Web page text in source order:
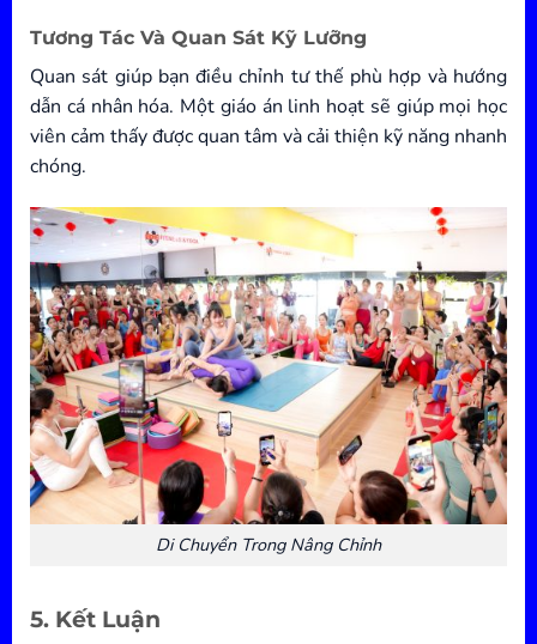
Tương Tác Và Quan Sát Kỹ Lưỡng
Quan sát giúp bạn điều chỉnh tư thế phù hợp và hướng
dẫn cá nhân hóa. Một giáo án linh hoạt sẽ giúp mọi học
viên cảm thấy được quan tâm và cải thiện kỹ năng nhanh
chóng.
Di Chuyển Trong Nâng Chỉnh
5. Kết Luận